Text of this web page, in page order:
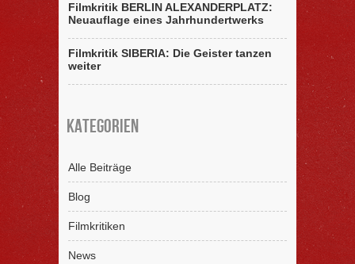
Filmkritik BERLIN ALEXANDERPLATZ:
Neuauflage eines Jahrhundertwerks
Filmkritik SIBERIA: Die Geister tanzen
weiter
Kategorien
Alle Beiträge
Blog
Filmkritiken
News